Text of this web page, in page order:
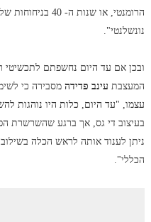
הרומנטי, או
נונשלנטי".
ובכן אם עד היום נחשפתם לתכשיטי
המעצבת עינב פדידהמסבירה כי
עצמו, "עד היום, כלות היו נוהגות
בעיצוב די גס, אך ברגע שהשרשרת
ניתן לענוד אותה לראש הכלה
הכללי".